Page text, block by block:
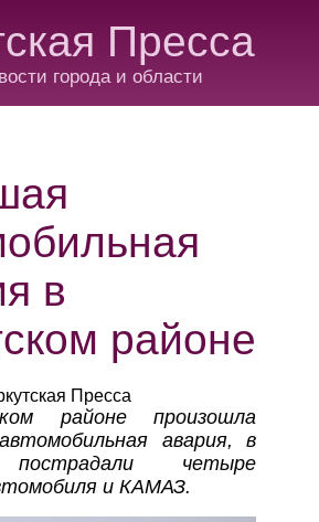
Пресса
города и области
в
районе
Пресса
районе произошла
авария, в
четыре
и КАМАЗ.